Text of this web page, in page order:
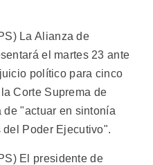
La Alianza de
el martes 23 ante
político para cinco
Corte Suprema de
"actuar en sintonía
Poder Ejecutivo".
El presidente de